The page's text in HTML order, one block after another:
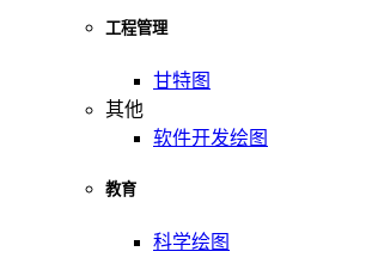
工程管理
甘特图
其他
软件开发绘图
教育
科学绘图